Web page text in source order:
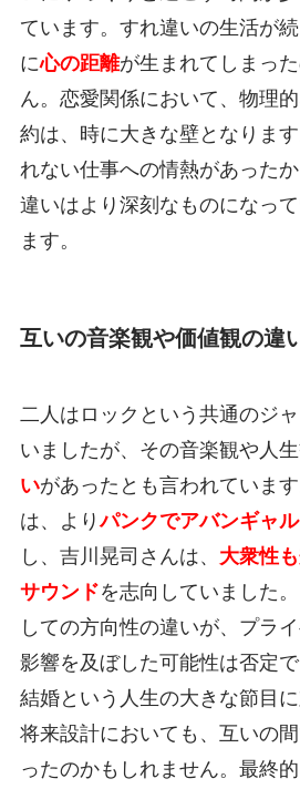
ています。すれ違いの生活が
に心の距離が生まれてしまっ
ん。恋愛関係において、物理
約は、時に大きな壁となりま
れない仕事への情熱があった
違いはより深刻なものになっ
ます。
互いの音楽観や価値観の違
二人はロックという共通のジ
いましたが、その音楽観や人生
いがあったとも言われていま
は、よりパンクでアバンギャ
し、吉川晃司さんは、 大衆性
サウンドを志向していました
しての方向性の違いが、プラ
影響を及ぼした可能性は否定で
結婚という人生の大きな節目に
将来設計においても、互いの
ったのかもしれません。最終